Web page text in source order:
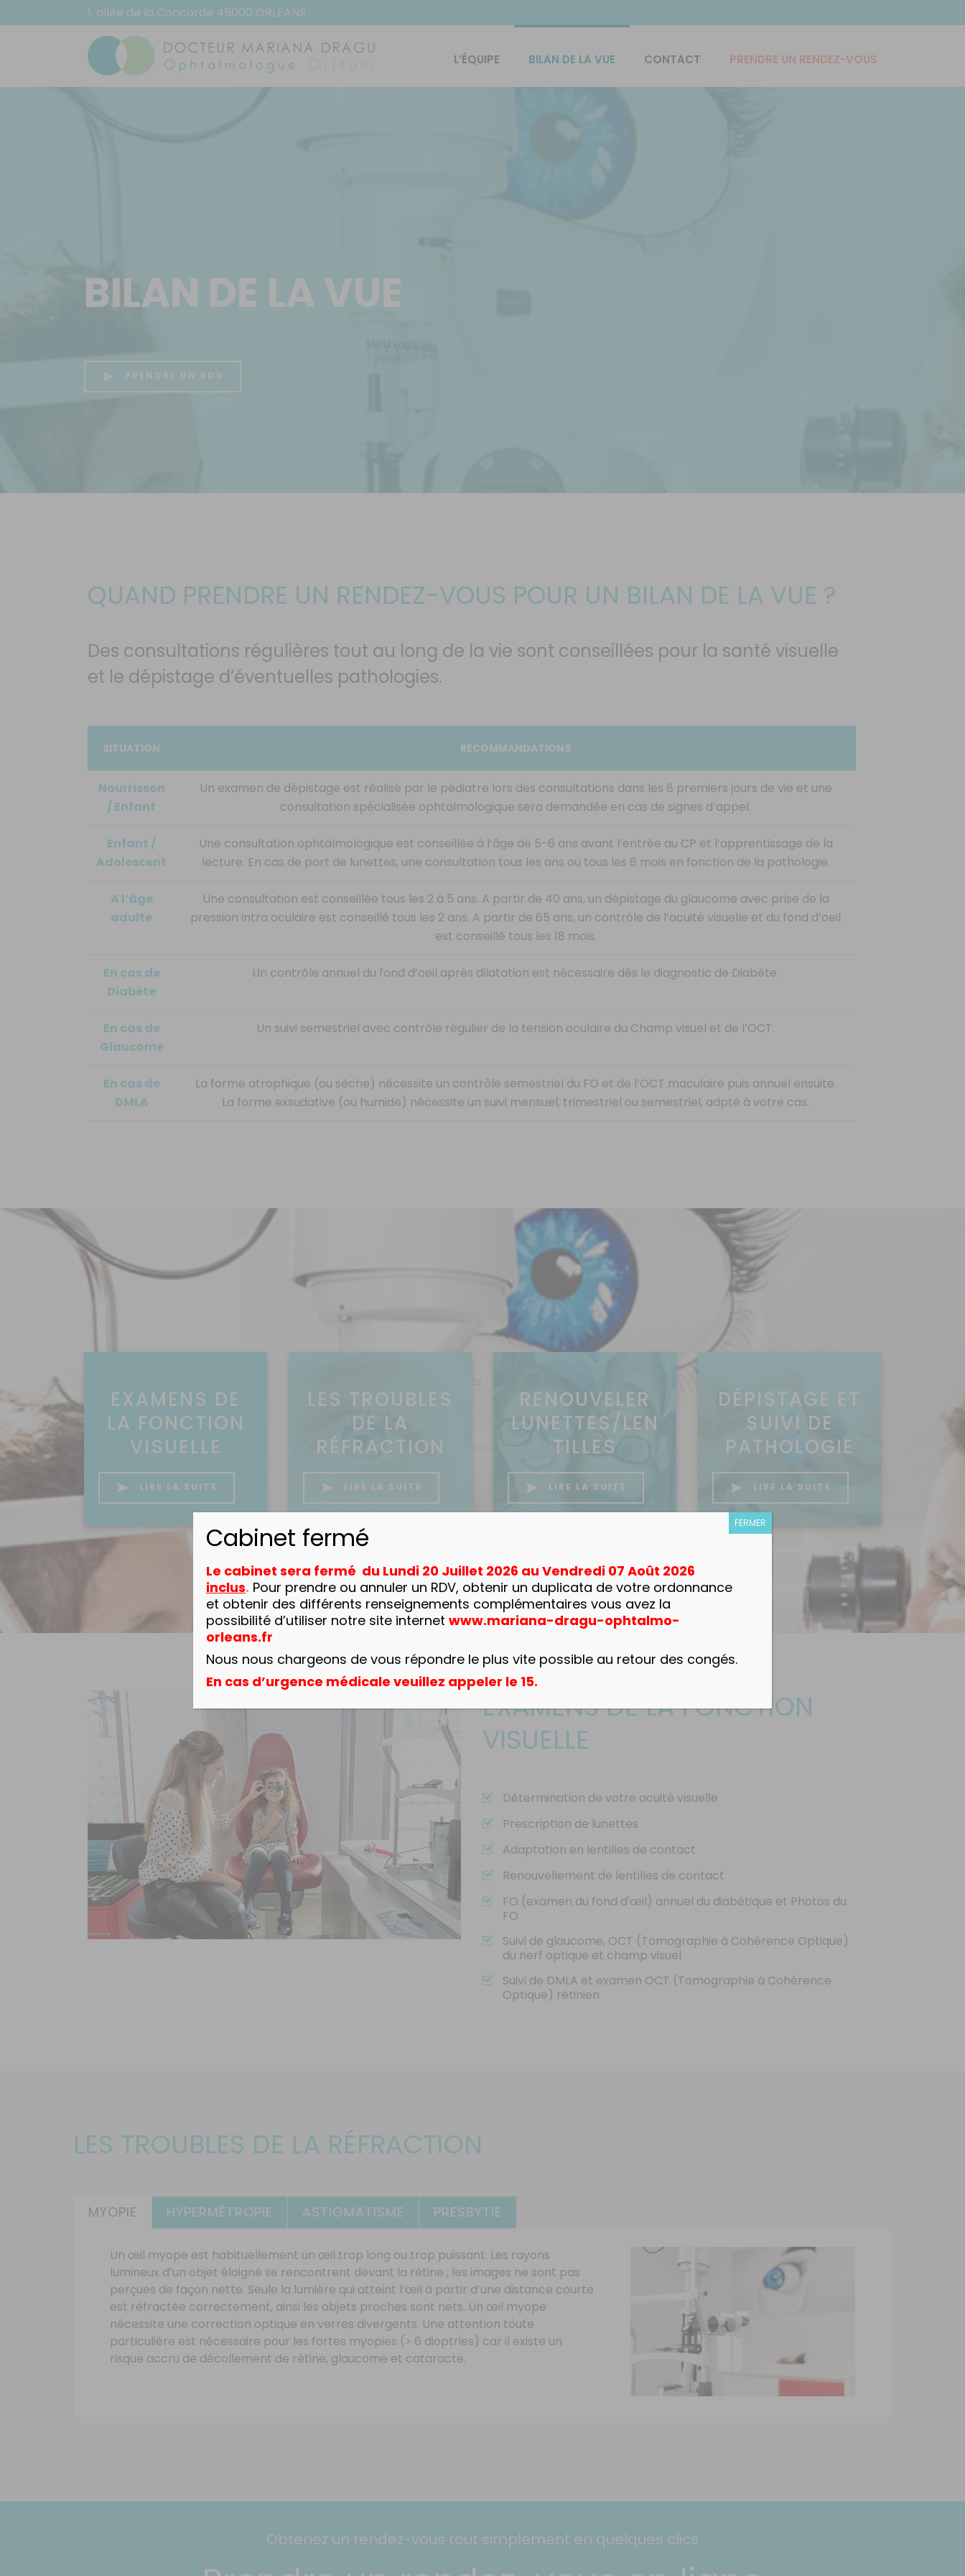
1, allée de la Concorde 45000 ORLEANS
L’ÉQUIPE BILAN DE LA VUE CONTACT PRENDRE UN RENDEZ-VOUS
BILAN DE LA VUE
PRENDRE UN RDV
QUAND PRENDRE UN RENDEZ-VOUS POUR UN BILAN DE LA VUE ?
Des consultations régulières tout au long de la vie sont conseillées pour la santé visuelle
et le dépistage d’éventuelles pathologies.
SITUATION RECOMMANDATIONS
Nourrisson
/ Enfant
Un examen de dépistage est réalisé par le pédiatre lors des consultations dans les 8 premiers jours de vie et une
consultation spécialisée ophtalmologique sera demandée en cas de signes d’appel.
Enfant /
Adolescent
Une consultation ophtalmologique est conseillée à l’âge de 5-6 ans avant l’entrée au CP et l’apprentissage de la
lecture. En cas de port de lunettes, une consultation tous les ans ou tous les 6 mois en fonction de la pathologie.
A l’âge
adulte
Une consultation est conseillée tous les 2 à 5 ans. A partir de 40 ans, un dépistage du glaucome avec prise de la
pression intra oculaire est conseillé tous les 2 ans. A partir de 65 ans, un contrôle de l’acuité visuelle et du fond d’oeil
est conseillé tous les 18 mois.
En cas de
Diabète
Un contrôle annuel du fond d’oeil après dilatation est nécessaire dès le diagnostic de Diabète.
En cas de
Glaucome
Un suivi semestriel avec contrôle régulier de la tension oculaire du Champ visuel et de l’OCT.
En cas de
DMLA
La forme atrophique (ou sèche) nécessite un contrôle semestriel du FO et de l’OCT maculaire puis annuel ensuite.
La forme exsudative (ou humide) nécessite un suivi mensuel, trimestriel ou semestriel, adpté à votre cas.
EXAMENS DE
LA FONCTION
VISUELLE
LIRE LA SUITE
LES TROUBLES
DE LA
RÉFRACTION
LIRE LA SUITE
RENOUVELER
LUNETTES/LEN
TILLES
LIRE LA SUITE
DÉPISTAGE ET
SUIVI DE
PATHOLOGIE
LIRE LA SUITE
EXAMENS DE LA FONCTION
VISUELLE
Détermination de votre acuité visuelle
Prescription de lunettes
Adaptation en lentilles de contact
Renouvellement de lentilles de contact
FO (examen du fond d'œil) annuel du diabétique et Photos du
FO
Suivi de glaucome, OCT (Tomographie à Cohérence Optique)
du nerf optique et champ visuel
Suivi de DMLA et examen OCT (Tomographie à Cohérence
Optique) rétinien
LES TROUBLES DE LA RÉFRACTION
MYOPIE HYPERMÉTROPIE ASTIGMATISME PRESBYTIE
Un œil myope est habituellement un œil trop long ou trop puissant. Les rayons
lumineux d’un objet éloigné se rencontrent devant la rétine ; les images ne sont pas
perçues de façon nette. Seule la lumière qui atteint l’œil à partir d’une distance courte
est réfractée correctement, ainsi les objets proches sont nets. Un œil myope
nécessite une correction optique en verres divergents. Une attention toute
particulière est nécessaire pour les fortes myopies (> 6 dioptries) car il existe un
risque accru de décollement de rétine, glaucome et cataracte.
Obtenez un rendez-vous tout simplement en quelques clics
Cabinet fermé
Le cabinet sera fermé du Lundi 20 Juillet 2026 au Vendredi 07 Août 2026
inclus. Pour prendre ou annuler un RDV, obtenir un duplicata de votre ordonnance
et obtenir des différents renseignements complémentaires vous avez la
possibilité d’utiliser notre site internet www.mariana-dragu-ophtalmo-
orleans.fr
Nous nous chargeons de vous répondre le plus vite possible au retour des congés.
En cas d’urgence médicale veuillez appeler le 15.
FERMER